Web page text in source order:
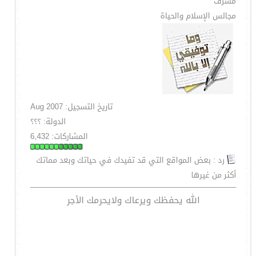
مجالس الإسلام والحياة
تاريخ التسجيل: Aug 2007
الدولة: ؟؟؟
المشاركات: 6,432
رد : بعض المواقع التي قد تفيدك في حياتك وبعد مماتك
أكثر من غيرها
الله يحفظك ويرعاك ولايحرمك الأجر